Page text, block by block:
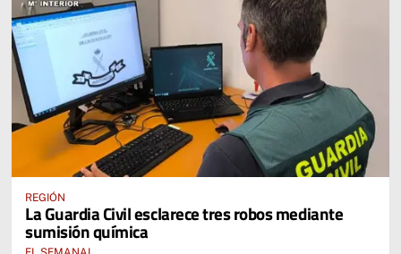
REGIÓN
La Guardia Civil esclarece tres robos mediante
sumisión química